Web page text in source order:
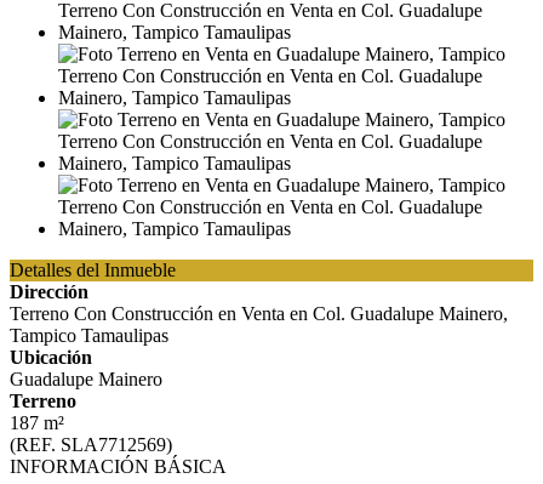
Detalles del Inmueble
Dirección
Terreno Con Construcción en Venta en Col. Guadalupe Mainero,
Tampico Tamaulipas
Ubicación
Guadalupe Mainero
Terreno
187 m²
(REF. SLA7712569)
INFORMACIÓN BÁSICA